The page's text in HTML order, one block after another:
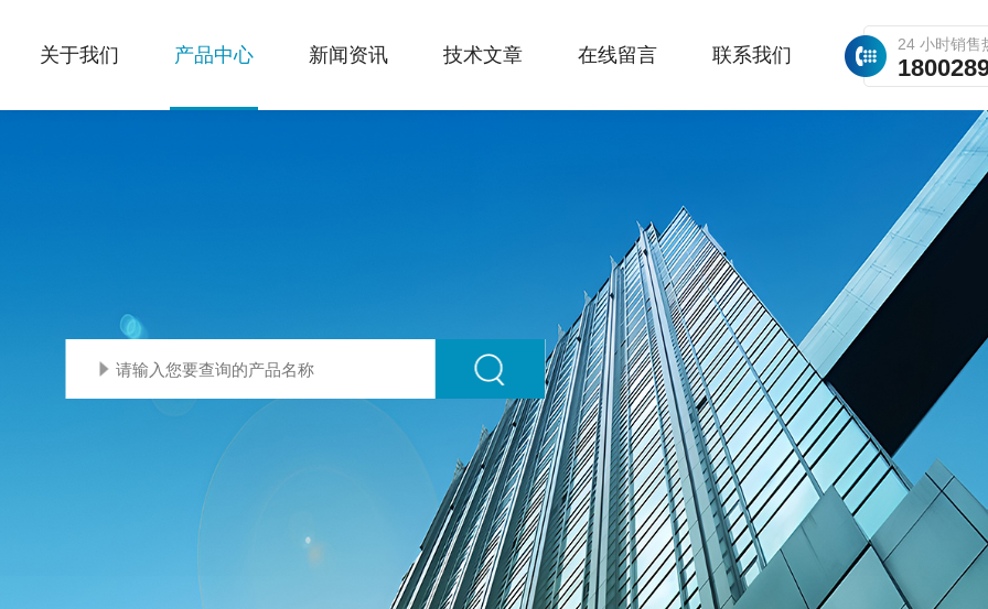
24 小时销售
关于我们 产品中心 新闻资讯 技术文章 在线留言 联系我们